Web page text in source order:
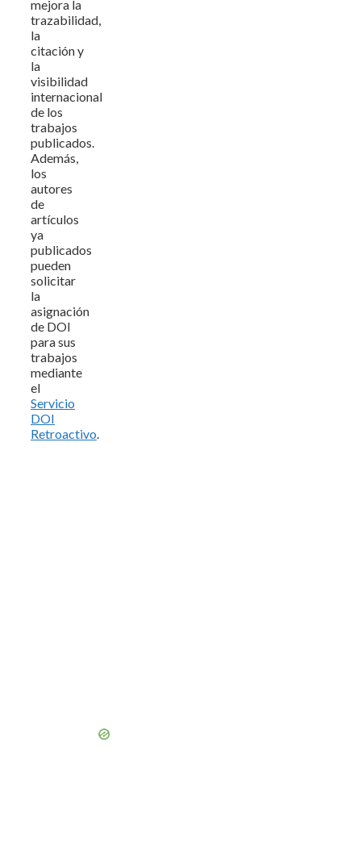
mejora la
trazabilidad,
la
citación y
la
visibilidad
internacional
de los
trabajos
publicados.
Además,
los
autores
de
artículos
ya
publicados
pueden
solicitar
la
asignación
de DOI
para sus
trabajos
mediante
el
Servicio
DOI
Retroactivo